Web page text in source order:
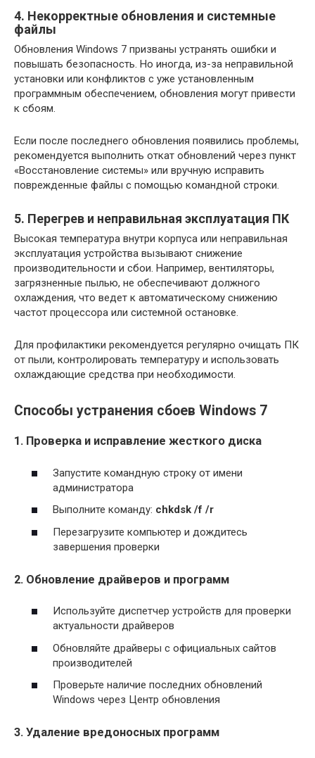
4. Некорректные обновления и системные
файлы
Обновления Windows 7 призваны устранять ошибки и
повышать безопасность. Но иногда, из-за неправильной
установки или конфликтов с уже установленным
программным обеспечением, обновления могут привести
к сбоям.
Если после последнего обновления появились проблемы,
рекомендуется выполнить откат обновлений через пункт
«Восстановление системы» или вручную исправить
поврежденные файлы с помощью командной строки.
5. Перегрев и неправильная эксплуатация ПК
Высокая температура внутри корпуса или неправильная
эксплуатация устройства вызывают снижение
производительности и сбои. Например, вентиляторы,
загрязненные пылью, не обеспечивают должного
охлаждения, что ведет к автоматическому снижению
частот процессора или системной остановке.
Для профилактики рекомендуется регулярно очищать ПК
от пыли, контролировать температуру и использовать
охлаждающие средства при необходимости.
Способы устранения сбоев Windows 7
1. Проверка и исправление жесткого диска
Запустите командную строку от имени
администратора
Выполните команду: chkdsk /f /r
Перезагрузите компьютер и дождитесь
завершения проверки
2. Обновление драйверов и программ
Используйте диспетчер устройств для проверки
актуальности драйверов
Обновляйте драйверы с официальных сайтов
производителей
Проверьте наличие последних обновлений
Windows через Центр обновления
3. Удаление вредоносных программ